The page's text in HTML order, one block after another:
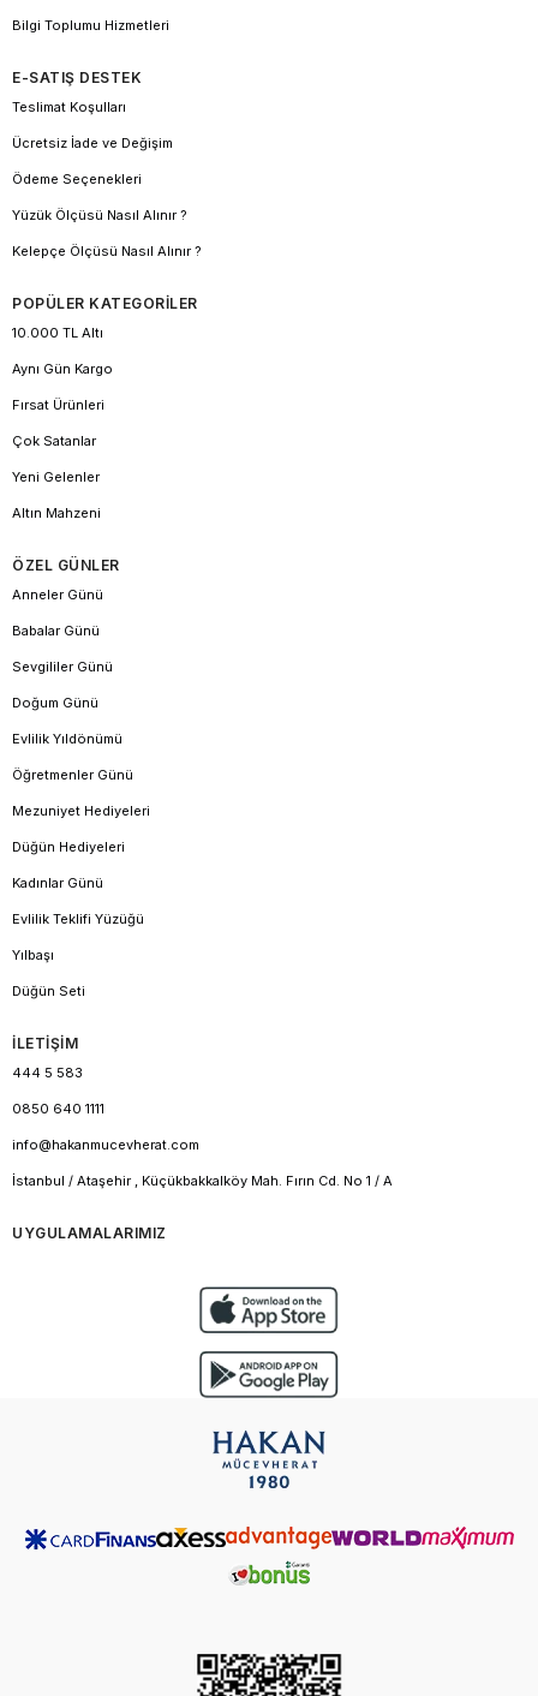
Bilgi Toplumu Hizmetleri
E-SATIŞ DESTEK
Teslimat Koşulları
Ücretsiz İade ve Değişim
Ödeme Seçenekleri
Yüzük Ölçüsü Nasıl Alınır ?
Kelepçe Ölçüsü Nasıl Alınır ?
POPÜLER KATEGORİLER
10.000 TL Altı
Aynı Gün Kargo
Fırsat Ürünleri
Çok Satanlar
Yeni Gelenler
Altın Mahzeni
ÖZEL GÜNLER
Anneler Günü
Babalar Günü
Sevgililer Günü
Doğum Günü
Evlilik Yıldönümü
Öğretmenler Günü
Mezuniyet Hediyeleri
Düğün Hediyeleri
Kadınlar Günü
Evlilik Teklifi Yüzüğü
Yılbaşı
Düğün Seti
İLETİŞİM
444 5 583
0850 640 1111
info@hakanmucevherat.com
İstanbul / Ataşehir , Küçükbakkalköy Mah. Fırın Cd. No 1 / A
UYGULAMALARIMIZ